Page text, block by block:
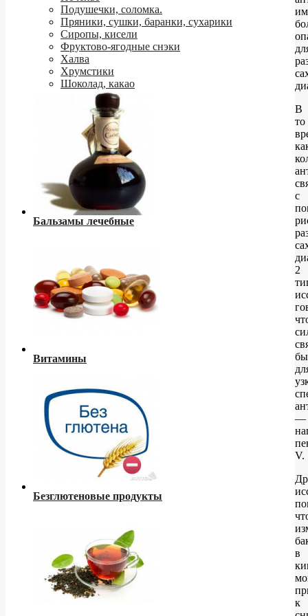
Подушечки, соломка.
Пряники, сушки, баранки, сухарики
Сиропы, кисели
Фруктово-ягодные снэки
Халва
Хрумстики
Шоколад, какао
Бальзамы лечебные
Витамины
Безглютеновые продукты
В
то
с
2
—
V.
в
к